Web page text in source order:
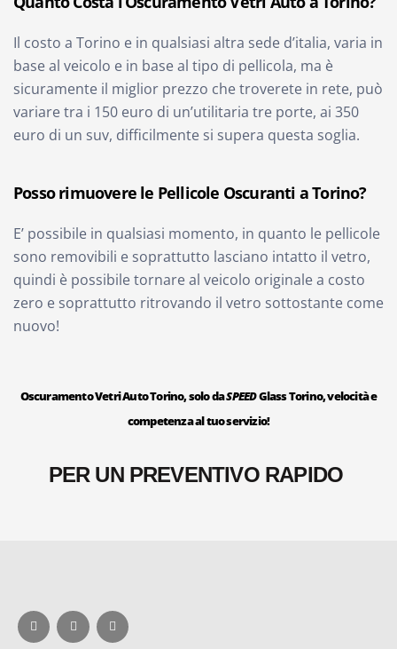
Il costo a Torino e in qualsiasi altra sede d’italia, varia in
base al veicolo e in base al tipo di pellicola, ma è
sicuramente il miglior prezzo che troverete in rete, può
variare tra i 150 euro di un’utilitaria tre porte, ai 350
euro di un suv, difficilmente si supera questa soglia.
Posso rimuovere le Pellicole Oscuranti a Torino?
E’ possibile in qualsiasi momento, in quanto le pellicole
sono removibili e soprattutto lasciano intatto il vetro,
quindi è possibile tornare al veicolo originale a costo
zero e soprattutto ritrovando il vetro sottostante come
nuovo!
Oscuramento Vetri Auto Torino, solo daSPEEDGlass Torino, velocità e
competenza al tuo servizio!
PER UN PREVENTIVO RAPIDO